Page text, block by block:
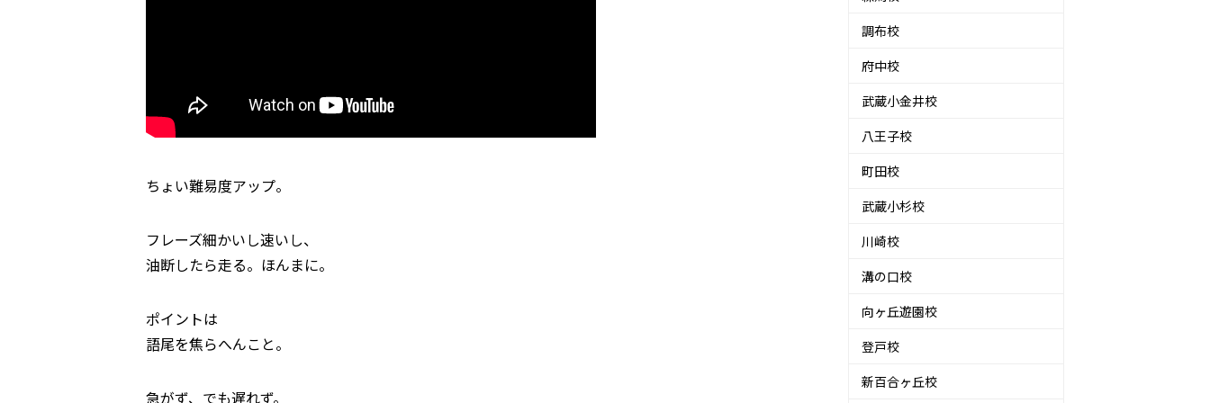
ちょい難易度アップ。
フレーズ細かいし速いし、
油断したら走る。ほんまに。
ポイントは
語尾を焦らへんこと。
急がず、でも遅れず。
調布校
府中校
武蔵小金井校
八王子校
町田校
武蔵小杉校
川崎校
溝の口校
向ヶ丘遊園校
登戸校
新百合ヶ丘校